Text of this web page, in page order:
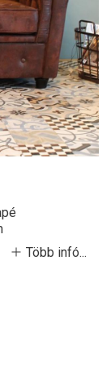
Több infó...